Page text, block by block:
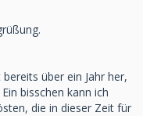
über ein Jahr her,
bisschen kann ich
die in dieser Zeit für